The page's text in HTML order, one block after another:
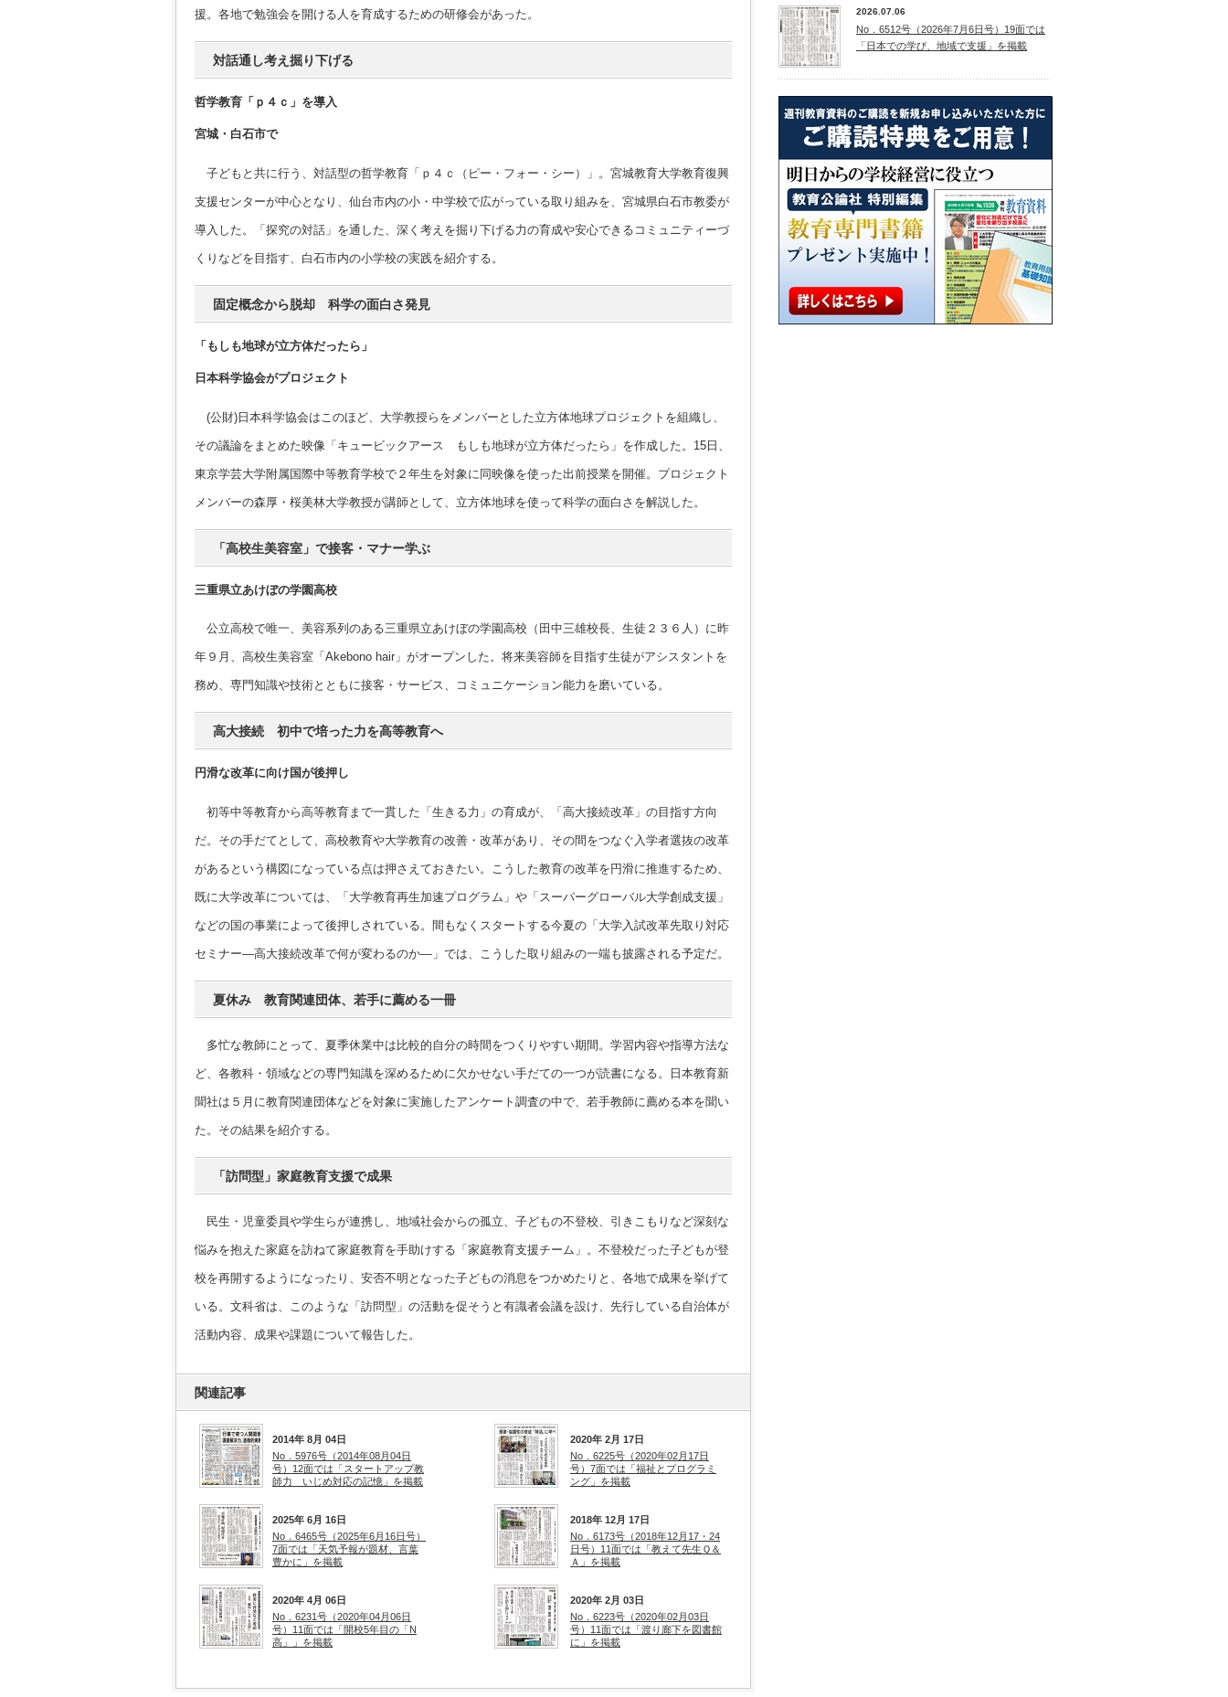
援。各地で勉強会を開ける人を育成するための研修会があった。
対話通し考え掘り下げる
哲学教育「ｐ４ｃ」を導入
宮城・白石市で
子どもと共に行う、対話型の哲学教育「ｐ４ｃ（ピー・フォー・シー）」。宮城教育大学教育復興
支援センターが中心となり、仙台市内の小・中学校で広がっている取り組みを、宮城県白石市教委が
導入した。「探究の対話」を通した、深く考えを掘り下げる力の育成や安心できるコミュニティーづ
くりなどを目指す、白石市内の小学校の実践を紹介する。
固定概念から脱却 科学の面白さ発見
「もしも地球が立方体だったら」
日本科学協会がプロジェクト
(公財)日本科学協会はこのほど、大学教授らをメンバーとした立方体地球プロジェクトを組織し、
その議論をまとめた映像「キュービックアース もしも地球が立方体だったら」を作成した。15日、
東京学芸大学附属国際中等教育学校で２年生を対象に同映像を使った出前授業を開催。プロジェクト
メンバーの森厚・桜美林大学教授が講師として、立方体地球を使って科学の面白さを解説した。
「高校生美容室」で接客・マナー学ぶ
三重県立あけぼの学園高校
公立高校で唯一、美容系列のある三重県立あけぼの学園高校（田中三雄校長、生徒２３６人）に昨
年９月、高校生美容室「Akebono hair」がオープンした。将来美容師を目指す生徒がアシスタントを
務め、専門知識や技術とともに接客・サービス、コミュニケーション能力を磨いている。
高大接続 初中で培った力を高等教育へ
円滑な改革に向け国が後押し
初等中等教育から高等教育まで一貫した「生きる力」の育成が、「高大接続改革」の目指す方向
だ。その手だてとして、高校教育や大学教育の改善・改革があり、その間をつなぐ入学者選抜の改革
があるという構図になっている点は押さえておきたい。こうした教育の改革を円滑に推進するため、
既に大学改革については、「大学教育再生加速プログラム」や「スーパーグローバル大学創成支援」
などの国の事業によって後押しされている。間もなくスタートする今夏の「大学入試改革先取り対応
セミナー―高大接続改革で何が変わるのか―」では、こうした取り組みの一端も披露される予定だ。
夏休み 教育関連団体、若手に薦める一冊
多忙な教師にとって、夏季休業中は比較的自分の時間をつくりやすい期間。学習内容や指導方法な
ど、各教科・領域などの専門知識を深めるために欠かせない手だての一つが読書になる。日本教育新
聞社は５月に教育関連団体などを対象に実施したアンケート調査の中で、若手教師に薦める本を聞い
た。その結果を紹介する。
「訪問型」家庭教育支援で成果
民生・児童委員や学生らが連携し、地域社会からの孤立、子どもの不登校、引きこもりなど深刻な
悩みを抱えた家庭を訪ねて家庭教育を手助けする「家庭教育支援チーム」。不登校だった子どもが登
校を再開するようになったり、安否不明となった子どもの消息をつかめたりと、各地で成果を挙げて
いる。文科省は、このような「訪問型」の活動を促そうと有識者会議を設け、先行している自治体が
活動内容、成果や課題について報告した。
関連記事
2014年 8月 04日
No．5976号（2014年08月04日
号）12面では「スタートアップ教
師力 いじめ対応の記憶」を掲載
2020年 2月 17日
No．6225号（2020年02月17日
号）7面では「福祉とプログラミ
ング」を掲載
2025年 6月 16日
No．6465号（2025年6月16日号）
7面では「天気予報が題材、言葉
豊かに」を掲載
2018年 12月 17日
No．6173号（2018年12月17・24
日号）11面では「教えて先生Ｑ＆
Ａ」を掲載
2020年 4月 06日
No．6231号（2020年04月06日
号）11面では「開校5年目の「N
高」」を掲載
2020年 2月 03日
No．6223号（2020年02月03日
号）11面では「渡り廊下を図書館
に」を掲載
2026.07.06
No．6512号（2026年7月6日号）19面では
「日本での学び、地域で支援」を掲載